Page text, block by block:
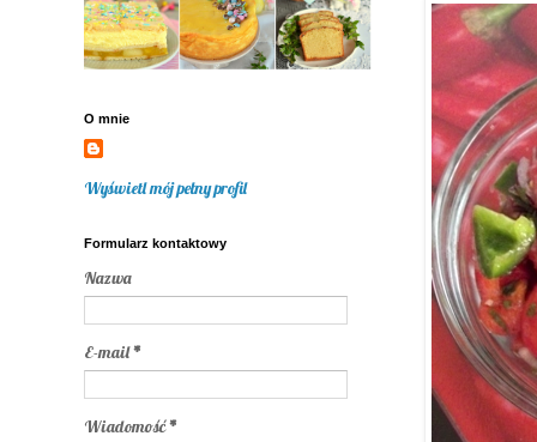
O mnie
Wyświetl mój pełny profil
Formularz kontaktowy
Nazwa
E-mail*
Wiadomość*